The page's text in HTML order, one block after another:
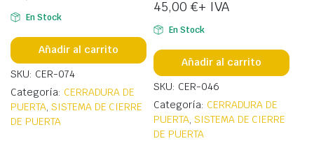
En Stock
Añadir al carrito
SKU: CER-074
Categoría: CERRADURA DE
PUERTA, SISTEMA DE CIERRE
DE PUERTA
45,00 €+ IVA
En Stock
Añadir al carrito
SKU: CER-046
Categoría: CERRADURA DE
PUERTA, SISTEMA DE CIERRE
DE PUERTA